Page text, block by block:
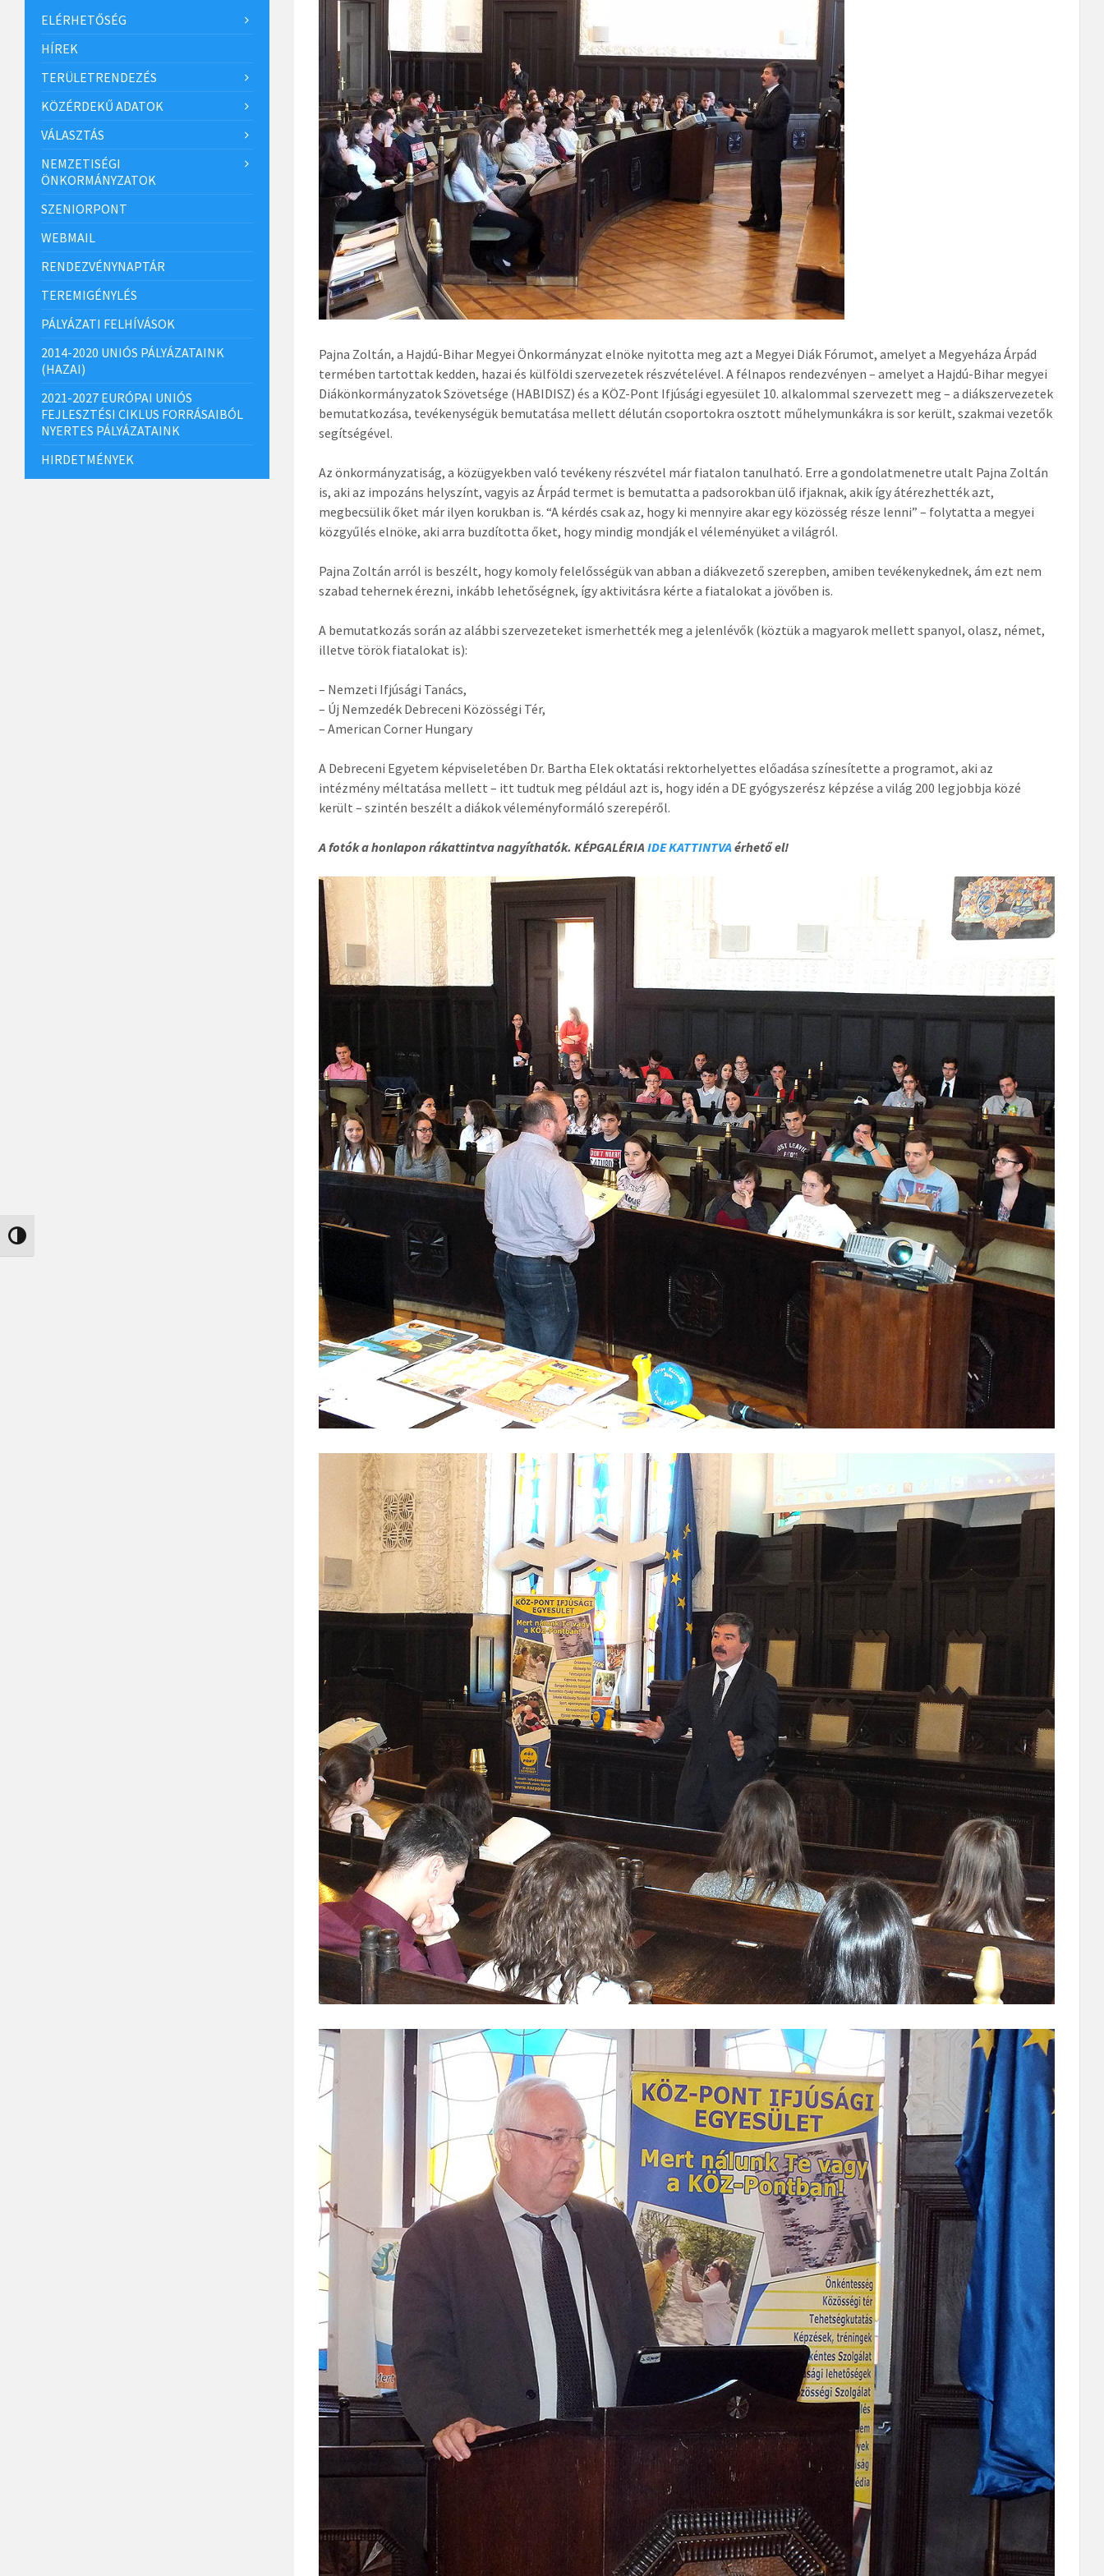
Nagy kontraszt váltása
Pajna Zoltán, a Hajdú-Bihar Megyei Önkormányzat elnöke nyitotta meg azt a Megyei Diák Fórumot, amelyet a Megyeháza Árpád
termében tartottak kedden, hazai és külföldi szervezetek részvételével. A félnapos rendezvényen – amelyet a Hajdú-Bihar megyei
Diákönkormányzatok Szövetsége (HABIDISZ) és a KÖZ-Pont Ifjúsági egyesület 10. alkalommal szervezett meg – a diákszervezetek
bemutatkozása, tevékenységük bemutatása mellett délután csoportokra osztott műhelymunkákra is sor került, szakmai vezetők
segítségével.
Az önkormányzatiság, a közügyekben való tevékeny részvétel már fiatalon tanulható. Erre a gondolatmenetre utalt Pajna Zoltán
is, aki az impozáns helyszínt, vagyis az Árpád termet is bemutatta a padsorokban ülő ifjaknak, akik így átérezhették azt,
megbecsülik őket már ilyen korukban is. “A kérdés csak az, hogy ki mennyire akar egy közösség része lenni” – folytatta a megyei
közgyűlés elnöke, aki arra buzdította őket, hogy mindig mondják el véleményüket a világról.
Pajna Zoltán arról is beszélt, hogy komoly felelősségük van abban a diákvezető szerepben, amiben tevékenykednek, ám ezt nem
szabad tehernek érezni, inkább lehetőségnek, így aktivitásra kérte a fiatalokat a jövőben is.
A bemutatkozás során az alábbi szervezeteket ismerhették meg a jelenlévők (köztük a magyarok mellett spanyol, olasz, német,
illetve török fiatalokat is):
– Nemzeti Ifjúsági Tanács,
– Új Nemzedék Debreceni Közösségi Tér,
– American Corner Hungary
A Debreceni Egyetem képviseletében Dr. Bartha Elek oktatási rektorhelyettes előadása színesítette a programot, aki az
intézmény méltatása mellett – itt tudtuk meg például azt is, hogy idén a DE gyógyszerész képzése a világ 200 legjobbja közé
került – szintén beszélt a diákok véleményformáló szerepéről.
A fotók a honlapon rákattintva nagyíthatók. KÉPGALÉRIA IDE KATTINTVAérhető el!
ELÉRHETŐSÉG
HÍREK
TERÜLETRENDEZÉS
KÖZÉRDEKŰ ADATOK
VÁLASZTÁS
NEMZETISÉGI
ÖNKORMÁNYZATOK
SZENIORPONT
WEBMAIL
RENDEZVÉNYNAPTÁR
TEREMIGÉNYLÉS
PÁLYÁZATI FELHÍVÁSOK
2014-2020 UNIÓS PÁLYÁZATAINK
(HAZAI)
2021-2027 EURÓPAI UNIÓS
FEJLESZTÉSI CIKLUS FORRÁSAIBÓL
NYERTES PÁLYÁZATAINK
HIRDETMÉNYEK